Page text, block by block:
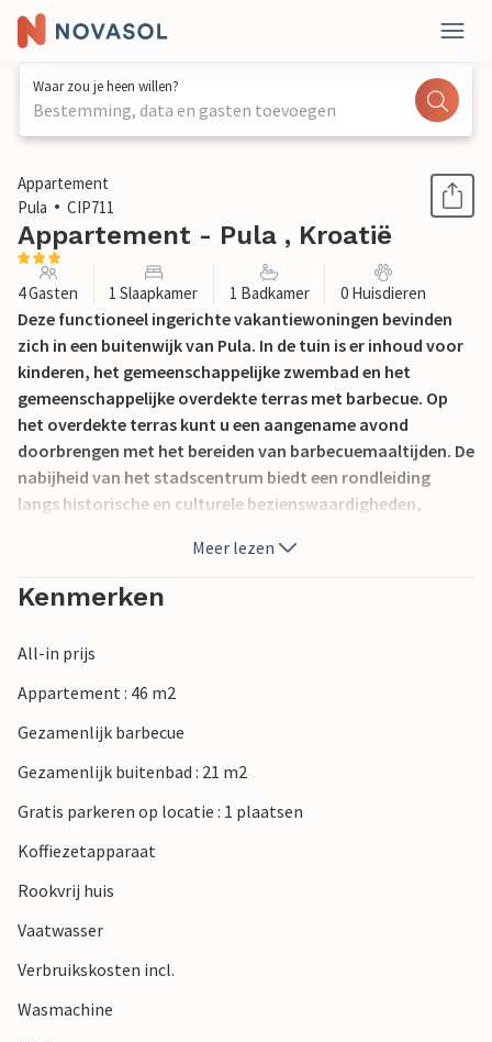
Waar zou je heen willen?
Bestemming, data en gasten toevoegen
1 / 29
Appartement
Pula
CIP711
Appartement - Pula , Kroatië
4 Gasten 1 Slaapkamer 1 Badkamer 0 Huisdieren
Deze functioneel ingerichte vakantiewoningen bevinden
zich in een buitenwijk van Pula. In de tuin is er inhoud voor
kinderen, het gemeenschappelijke zwembad en het
gemeenschappelijke overdekte terras met barbecue. Op
het overdekte terras kunt u een aangename avond
doorbrengen met het bereiden van barbecuemaaltijden. De
nabijheid van het stadscentrum biedt een rondleiding
langs historische en culturele bezienswaardigheden,
de Sergiërs zijn. Ontdek de rijke keuken in de lokale
restaurants. Met de auto kunt u de stranden zeer snel
bereiken en we raden ook een boottocht aan naar het
Meer lezen
Kenmerken
All-in prijs
Appartement : 46 m2
Gezamenlijk barbecue
Gezamenlijk buitenbad : 21 m2
Gratis parkeren op locatie : 1 plaatsen
Koffiezetapparaat
Rookvrij huis
Vaatwasser
Verbruikskosten incl.
Wasmachine